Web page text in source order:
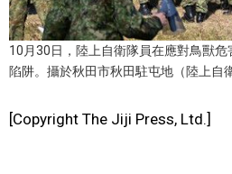
10月30日，陸上自衛隊員在應對鳥獸
陷阱。攝於秋田市秋田駐屯地（陸上自
[Copyright The Jiji Press, Ltd.]